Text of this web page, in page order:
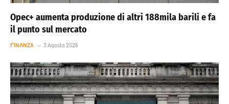
Opec+ aumenta produzione di altri 188mila barili e fa
il punto sul mercato
FINANZA 3 Agosto 2026